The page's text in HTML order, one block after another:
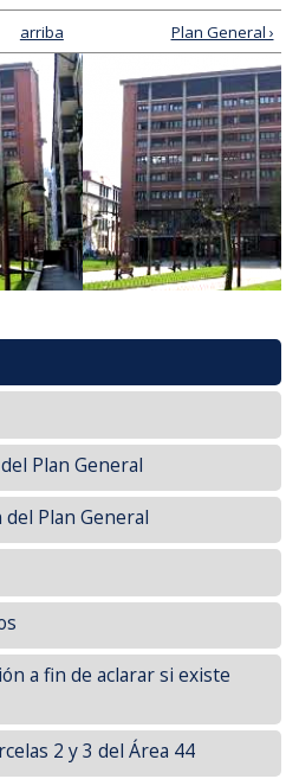
arriba Plan General ›
Plan General
Plan General
a fin de aclarar si existe
2 y 3 del Área 44